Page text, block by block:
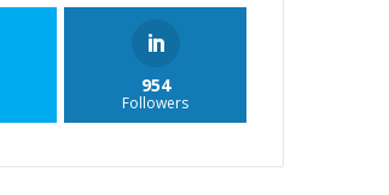
954
Followers